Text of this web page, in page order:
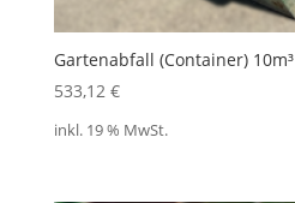
Gartenabfall (Container) 10m³
533,12 €
inkl. 19 % MwSt.